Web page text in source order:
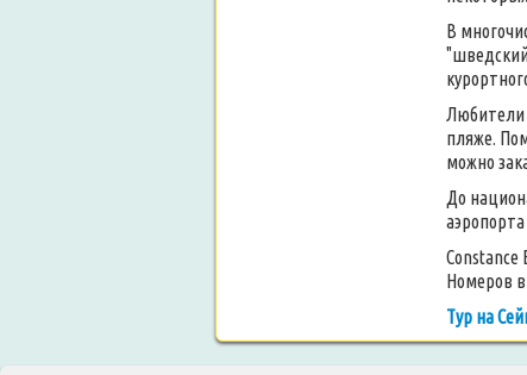
В
Любители
пляже.
можно
До
Constance
Номеров в
Тур на